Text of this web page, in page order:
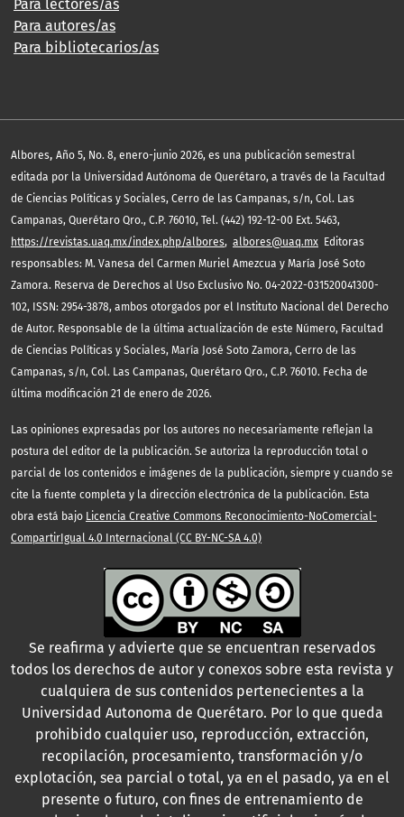
Para lectores/as
Para autores/as
Para bibliotecarios/as
Albores, Año 5, No. 8, enero-junio 2026, es una publicación semestral
editada por la Universidad Autónoma de Querétaro, a través de la Facultad
de Ciencias Políticas y Sociales, Cerro de las Campanas, s/n, Col. Las
Campanas, Querétaro Qro., C.P. 76010, Tel. (442) 192-12-00 Ext. 5463,
https://revistas.uaq.mx/index.php/albores, albores@uaq.mx Editoras
responsables: M. Vanesa del Carmen Muriel Amezcua y María José Soto
Zamora. Reserva de Derechos al Uso Exclusivo No. 04-2022-031520041300-
102, ISSN: 2954-3878, ambos otorgados por el Instituto Nacional del Derecho
de Autor. Responsable de la última actualización de este Número, Facultad
de Ciencias Políticas y Sociales, María José Soto Zamora, Cerro de las
Campanas, s/n, Col. Las Campanas, Querétaro Qro., C.P. 76010. Fecha de
última modificación 21 de enero de 2026.
Las opiniones expresadas por los autores no necesariamente reflejan la
postura del editor de la publicación. Se autoriza la reproducción total o
parcial de los contenidos e imágenes de la publicación, siempre y cuando se
cite la fuente completa y la dirección electrónica de la publicación. Esta
obra está bajo Licencia Creative Commons Reconocimiento-NoComercial-
CompartirIgual 4.0 Internacional (CC BY-NC-SA 4.0)
Se reafirma y advierte que se encuentran reservados
todos los derechos de autor y conexos sobre esta revista y
cualquiera de sus contenidos pertenecientes a la
Universidad Autonoma de Querétaro. Por lo que queda
prohibido cualquier uso, reproducción, extracción,
recopilación, procesamiento, transformación y/o
explotación, sea parcial o total, ya en el pasado, ya en el
presente o futuro, con fines de entrenamiento de